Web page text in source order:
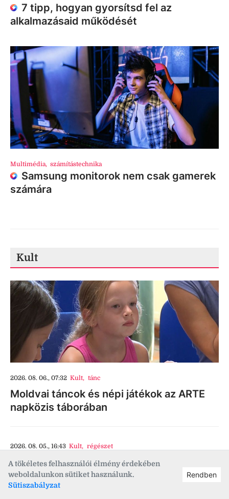
A tökéletes felhasználói élmény érdekében
weboldalunkon sütiket használunk.
Sütiszabályzat
Rendben
7 tipp, hogyan gyorsítsd fel az
alkalmazásaid működését
Multimédia, számítástechnika
Samsung monitorok nem csak gamerek
számára
Kult
2026. 08. 06., 07:32 Kult, tánc
Moldvai táncok és népi játékok az ARTE
napközis táborában
2026. 08. 05., 16:43 Kult, régészet
Mi a teendő, ha régészeti leletet találunk a
Dunában?